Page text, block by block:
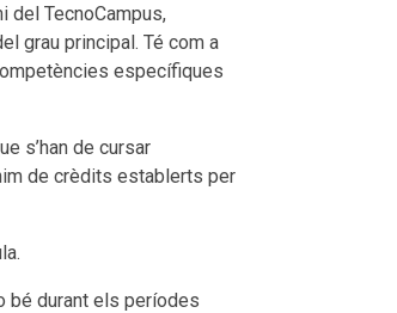
del TecnoCampus,
grau principal. Té com a
específiques
s’han de cursar
de crèdits establerts per
bé durant els períodes